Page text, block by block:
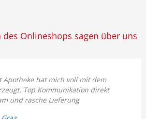
des Onlineshops sagen über uns
Apotheke hat mich voll mit dem
Top Kommunikation direkt
und rasche Lieferung